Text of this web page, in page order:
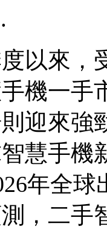
來，
機一手
迎來強
慧手機
年全
，二手